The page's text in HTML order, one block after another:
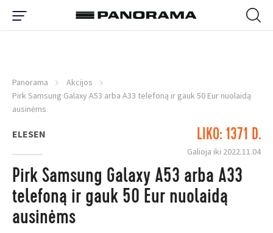
Panorama
Akcijos
Pirk Samsung Galaxy A53 arba A33 telefoną ir gauk 50 Eur nuolaidą
ausinėms
ELESEN LIKO: 1371 D.
Galioja iki 2022.11.04
Pirk Samsung Galaxy A53 arba A33
telefoną ir gauk 50 Eur nuolaidą
ausinėms